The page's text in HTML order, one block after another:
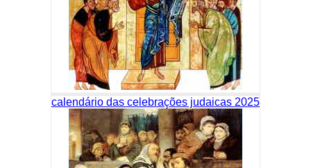
calendário das celebrações judaicas 2025